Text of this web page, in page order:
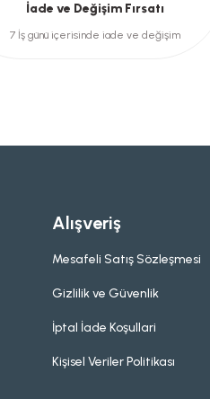
İade ve Değişim Fırsatı
7 İş günü içerisinde iade ve değişim
Alışveriş
Mesafeli Satış Sözleşmesi
Gizlilik ve Güvenlik
İptal İade Koşullari
Kişisel Veriler Politikası